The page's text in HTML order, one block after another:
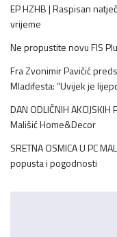
EP HZHB | Raspisan
vrijeme
Ne propustite novu FIS
Fra Zvonimir Pavičić
Mladifesta: “Uvijek je
DAN ODLIČNIH
Mališić Home&Decor
SRETNA OSMICA U PC
popusta i pogodnosti